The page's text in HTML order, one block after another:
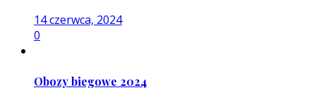
14 czerwca, 2024
0
Obozy biegowe 2024